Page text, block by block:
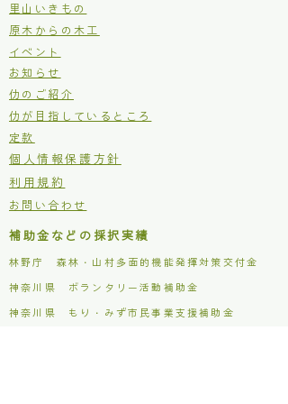
里山いきもの
原木からの木工
イベント
お知らせ
仂のご紹介
仂が目指しているところ
定款
個人情報保護方針
利用規約
お問い合わせ
補助金などの採択実績
林野庁 森林・山村多面的機能発揮対策交付金
​神奈川県 ボランタリー活動補助金
​神奈川県 もり・みず市民事業支援補助金